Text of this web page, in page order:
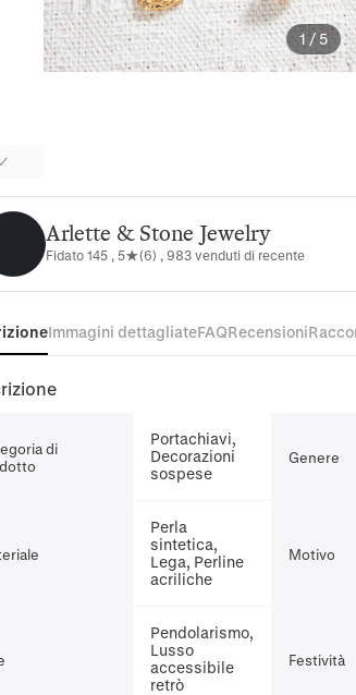
1 / 5
& Stone Jewelry
Arlette & Stone Jewelry
Fidato 145 , 5★(6) , 983 venduti di recente
Immagini dettagliateFAQRecensioni
di
Portachiavi,
Decorazioni
sospese
Genere
Perla
sintetica,
Lega, Perline
acriliche
Motivo
Pendolarismo,
Lusso
accessibile
retrò
Festività